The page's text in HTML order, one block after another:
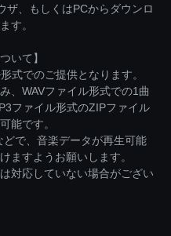
ザ、もしくはPCからダウンロ
す。
いて】
式でのご提供となります。
、WAVファイル形式での1曲
ファイル形式のZIPファイル
能です。
で、音楽データが再生可能
ますようお願いします。
対応していない場合がござい